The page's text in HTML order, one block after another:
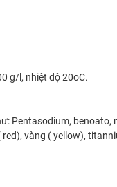
g/l, nhiệt độ 20oC.
Pentasodium, benoato,
vàng ( yellow),